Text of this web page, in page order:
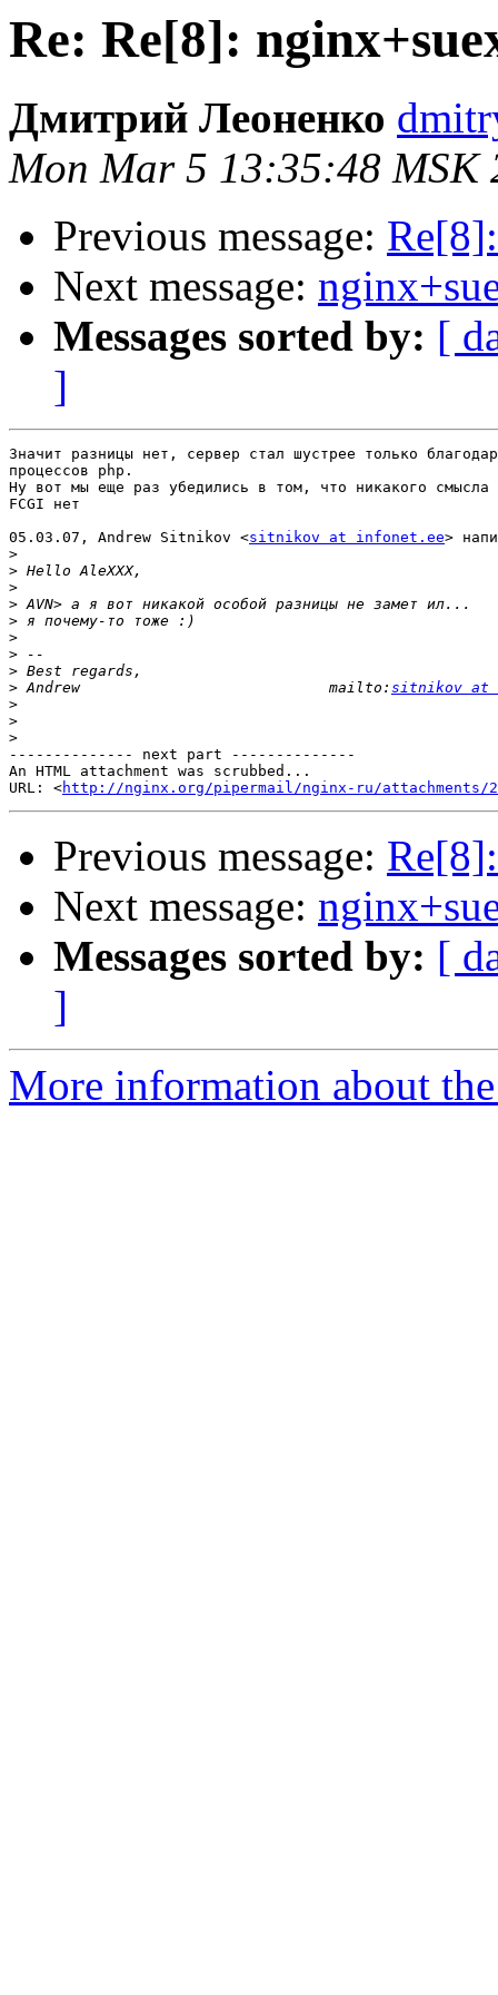
Re: Re[8]:
Дмитрий Леоненко
Mon Mar 5 13:35:48 MSK
Previous message:
Next message:
Messages sorted by: [
]
Значит разницы нет, сервер стал шустрее только
процессов php.
Ну вот мы еще раз убедились в том, что никакого смысла
FCGI нет
05.03.07, Andrew Sitnikov <sitnikov at infonet.ee>
>
>
>
>
>
>
>
>
> Andrew                            mailto: sitnikov at
>
>
>
-------------- next part --------------
An HTML attachment was scrubbed...
URL: <http://nginx.org/pipermail/nginx-ru/attachments/
Previous message:
Next message:
Messages sorted by: [
]
More information about